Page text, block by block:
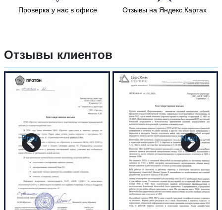
Проверка у нас в офисе Отзывы на Яндекс.Картах
Отзывы клиентов
Prev Next